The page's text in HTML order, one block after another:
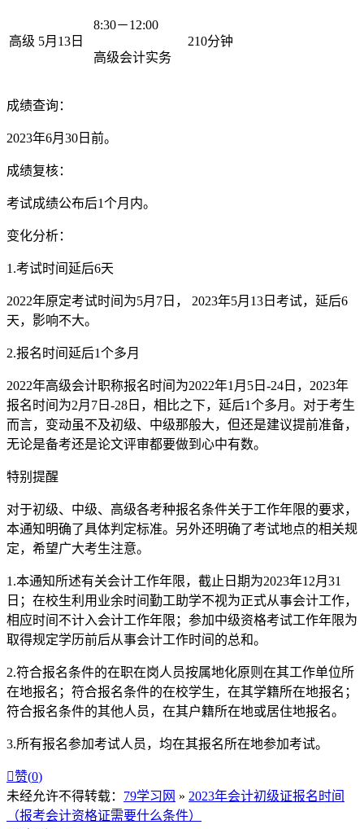
高级 5月13日
8:30－12:00
高级会计实务
210分钟
成绩查询：
2023年6月30日前。
成绩复核：
考试成绩公布后1个月内。
变化分析：
1.考试时间延后6天
2022年原定考试时间为5月7日， 2023年5月13日考试，延后6
天，影响不大。
2.报名时间延后1个多月
2022年高级会计职称报名时间为2022年1月5日-24日，2023年
报名时间为2月7日-28日，相比之下，延后1个多月。对于考生
而言，变动虽不及初级、中级那般大，但还是建议提前准备，
无论是备考还是论文评审都要做到心中有数。
特别提醒
对于初级、中级、高级各考种报名条件关于工作年限的要求，
本通知明确了具体判定标准。另外还明确了考试地点的相关规
定，希望广大考生注意。
1.本通知所述有关会计工作年限，截止日期为2023年12月31
日；在校生利用业余时间勤工助学不视为正式从事会计工作，
相应时间不计入会计工作年限；参加中级资格考试工作年限为
取得规定学历前后从事会计工作时间的总和。
2.符合报名条件的在职在岗人员按属地化原则在其工作单位所
在地报名；符合报名条件的在校学生，在其学籍所在地报名；
符合报名条件的其他人员，在其户籍所在地或居住地报名。
3.所有报名参加考试人员，均在其报名所在地参加考试。
赞(0)
未经允许不得转载： 79学习网 » 2023年会计初级证报名时间
（报考会计资格证需要什么条件）